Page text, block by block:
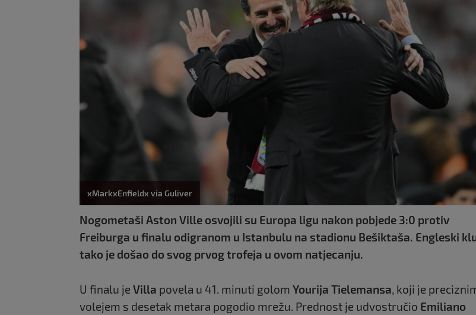
xMarkxEnfieldx via Guliver
Nogometaši Aston Ville osvojili su Europa ligu nakon pobjede 3:0 protiv
Freiburga u finalu odigranom u Istanbulu na stadionu Bešiktaša. Engleski
tako je došao do svog prvog trofeja u ovom natjecanju.
U finalu je Villa povela u 41. minuti golom Yourija Tielemansa, koji je
volejem s desetak metara pogodio mrežu. Prednost je udvostručio Emiliano